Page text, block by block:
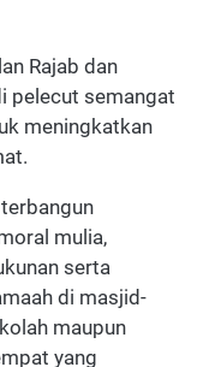
Rajab dan
pelecut semangat
meningkatkan
mulia,
serta
di masjid-
maupun
yang